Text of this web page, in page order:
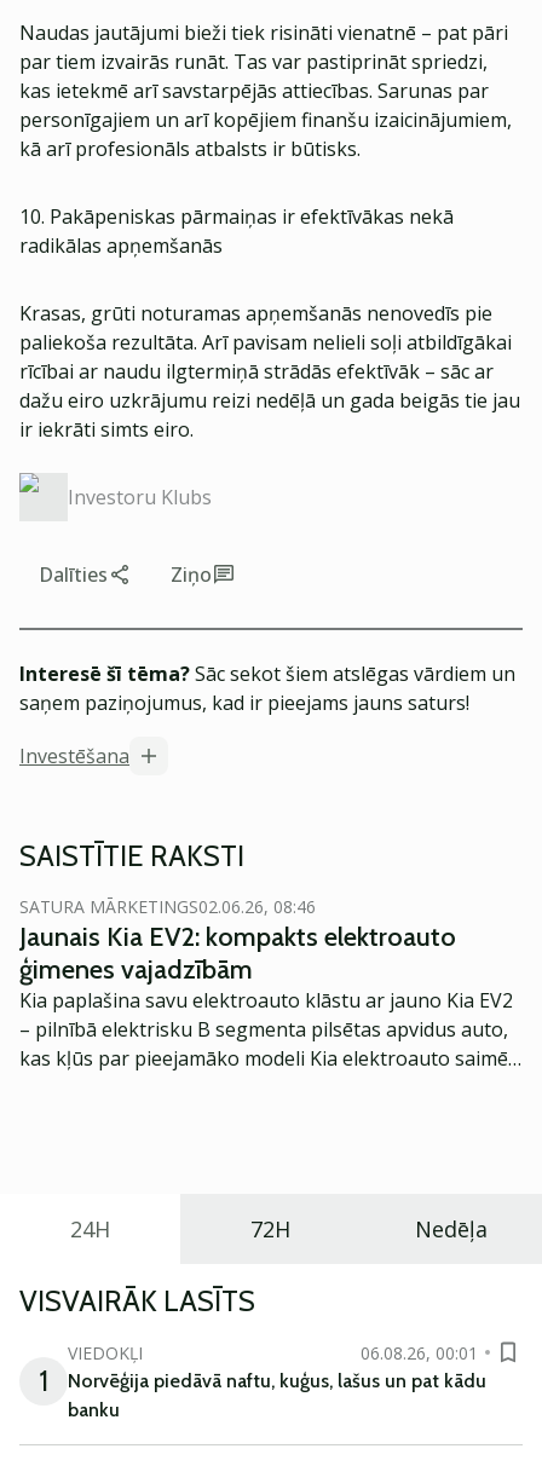
Naudas jautājumi bieži tiek risināti vienatnē – pat pāri
par tiem izvairās runāt. Tas var pastiprināt spriedzi,
kas ietekmē arī savstarpējās attiecības. Sarunas par
personīgajiem un arī kopējiem finanšu izaicinājumiem,
kā arī profesionāls atbalsts ir būtisks.
10. Pakāpeniskas pārmaiņas ir efektīvākas nekā
radikālas apņemšanās
Krasas, grūti noturamas apņemšanās nenovedīs pie
paliekoša rezultāta. Arī pavisam nelieli soļi atbildīgākai
rīcībai ar naudu ilgtermiņā strādās efektīvāk – sāc ar
dažu eiro uzkrājumu reizi nedēļā un gada beigās tie jau
ir iekrāti simts eiro.
Investoru Klubs
Dalīties Ziņo
Interesē šī tēma?Sāc sekot šiem atslēgas vārdiem un
saņem paziņojumus, kad ir pieejams jauns saturs!
Investēšana
SAISTĪTIE RAKSTI
SATURA MĀRKETINGS02.06.26, 08:46
Jaunais Kia EV2: kompakts elektroauto
ģimenes vajadzībām
Kia paplašina savu elektroauto klāstu ar jauno Kia EV2
– pilnībā elektrisku B segmenta pilsētas apvidus auto,
kas kļūs par pieejamāko modeli Kia elektroauto saimē
24H 72H Nedēļa
VISVAIRĀK LASĪTS
1
VIEDOKĻI
06.08.26, 00:01
Norvēģija piedāvā naftu, kuģus, lašus un pat kādu
banku